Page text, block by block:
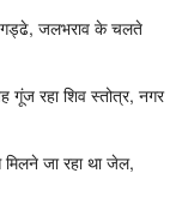
गड्ढे, जलभराव के चलते
गूंज रहा शिव स्तोत्र, नगर
जा रहा था जेल,